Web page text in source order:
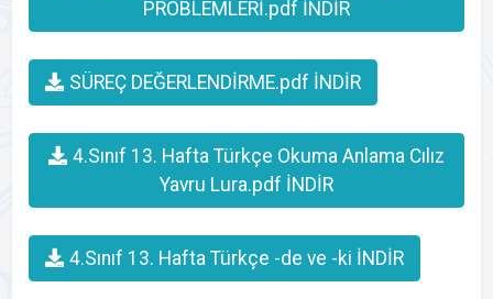
PROBLEMLERİ.pdf İNDİR
SÜREÇ DEĞERLENDİRME.pdf İNDİR
4.Sınıf 13. Hafta Türkçe Okuma Anlama Cılız
Yavru Lura.pdf İNDİR
4.Sınıf 13. Hafta Türkçe -de ve -ki İNDİR